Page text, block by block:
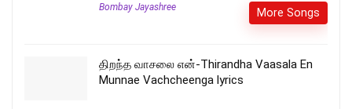
Bombay Jayashree More Songs
திறந்த வாசலை என்-Thirandha Vaasala En
Munnae Vachcheenga lyrics